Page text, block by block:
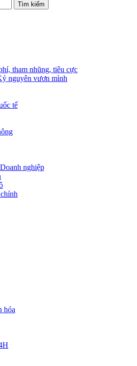
Tìm kiếm
tham nhũng, tiêu cực
nguyên vươn mình
tế
nghiệp
hóa